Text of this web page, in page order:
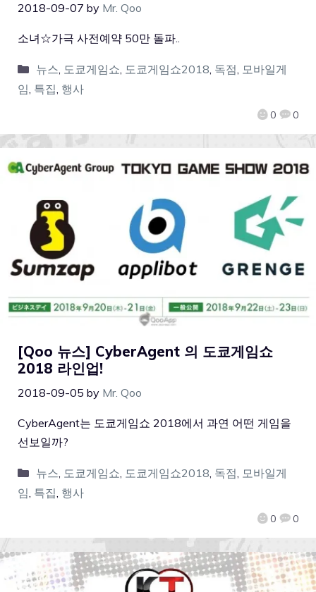
2018-09-07 by Mr. Qoo
0 0
소녀☆가극 사전예약 50만 돌파..
뉴스 도쿄게임쇼 도쿄게임쇼2018 독점 모바일게
임 특집 행사
[Qoo 뉴스] CyberAgent 의 도쿄게임쇼
2018 라인업!
2018-09-05 by Mr. Qoo
0 0
CyberAgent는 도쿄게임쇼 2018에서 과연 어떤 게임을
선보일까?
뉴스 도쿄게임쇼 도쿄게임쇼2018 독점 모바일게
임 특집 행사